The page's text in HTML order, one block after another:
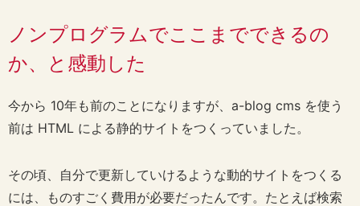
ノンプログラムでここまでできるの
か、と感動した
今から 10年も前のことになりますが、a-blog cms を使う
前は HTML による静的サイトをつくっていました。
その頃、自分で更新していけるような動的サイトをつくる
には、ものすごく費用が必要だったんです。たとえば検索